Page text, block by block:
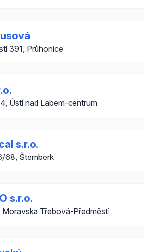
391, Průhonice
Ústí nad Labem-centrum
s.r.o.
68, Šternberk
s.r.o.
Moravská Třebová-Předměstí